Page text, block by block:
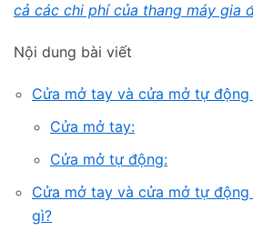
cả các chi phí của thang máy gia
Nội dung bài viết
Cửa mở tay và cửa mở tự động
Cửa mở tay:
Cửa mở tự động:
Cửa mở tay và cửa mở tự
gì?